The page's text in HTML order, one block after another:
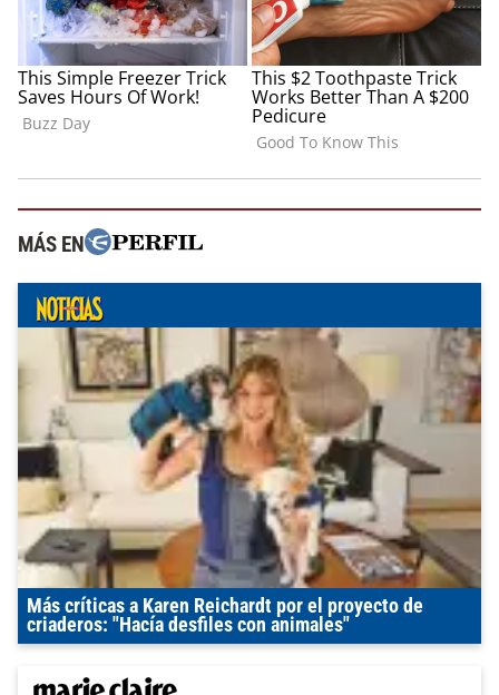
MÁS EN
Más críticas a Karen Reichardt por el proyecto de
criaderos: "Hacía desfiles con animales"